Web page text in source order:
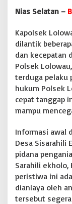
Nias Selatan –
Kapolsek
dilantik
dan kecepatan
Polsek
terduga pelaku
hukum Polsek
cepat tanggap
mampu
Informasi awal
Desa Sisarahili
pidana
Sarahili ekholo,
peristiwa ini
dianiaya oleh
tersebut